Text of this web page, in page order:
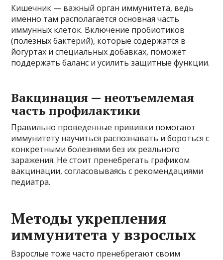
Кишечник — важный орган иммунитета, ведь
именно там располагается основная часть
иммунных клеток. Включение пробиотиков
(полезных бактерий), которые содержатся в
йогуртах и специальных добавках, поможет
поддержать баланс и усилить защитные функции.
Вакцинация — неотъемлемая
часть профилактики
Правильно проведенные прививки помогают
иммунитету научиться распознавать и бороться с
конкретными болезнями без их реального
заражения. Не стоит пренебрегать графиком
вакцинации, согласовываясь с рекомендациями
педиатра.
Методы укрепления
иммунитета у взрослых
Взрослые тоже часто пренебрегают своим